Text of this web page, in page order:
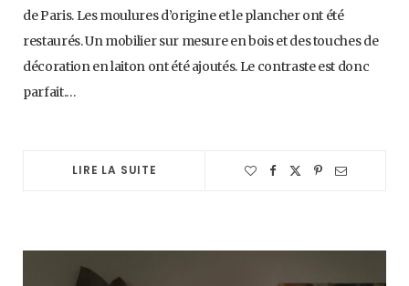
de Paris. Les moulures d’origine et le plancher ont été
restaurés. Un mobilier sur mesure en bois et des touches de
décoration en laiton ont été ajoutés. Le contraste est donc
parfait.…
LIRE LA SUITE